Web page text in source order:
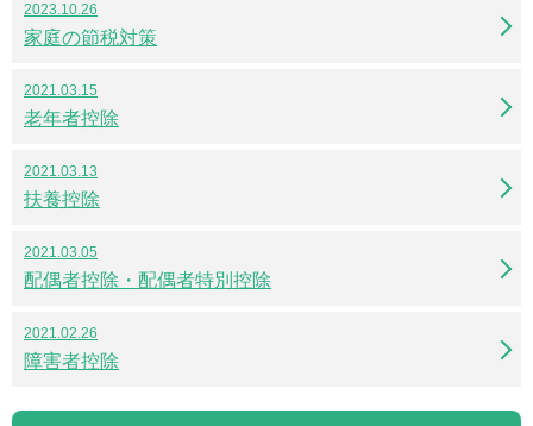
2023.10.26
家庭の節税対策
2021.03.15
老年者控除
2021.03.13
扶養控除
2021.03.05
配偶者控除・配偶者特別控除
2021.02.26
障害者控除